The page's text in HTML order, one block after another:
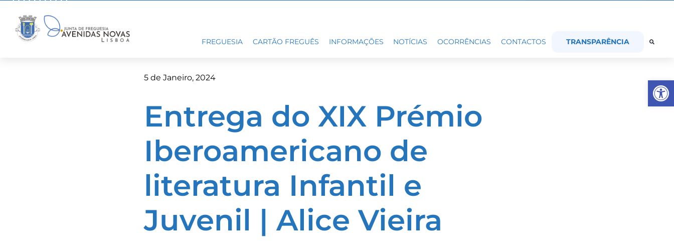
content
FREGUESIA CARTÃO FREGUÊS INFORMAÇÕES NOTÍCIAS OCORRÊNCIAS CONTACTOS TRANSPARÊNCIA
5 de Janeiro, 2024
Entrega do XIX Prémio
Iberoamericano de
literatura Infantil e
Juvenil | Alice Vieira